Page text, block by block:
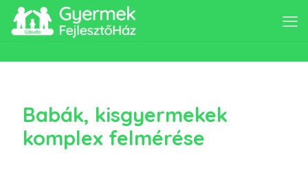
Babák, kisgyermekek
komplex felmérése